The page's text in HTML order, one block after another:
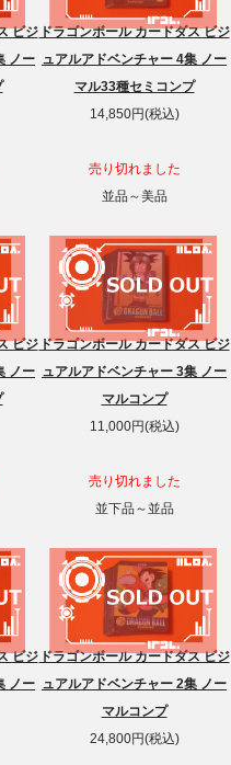
ビジ
ノー
ドラゴンボール カードダス ビジ
ュアルアドベンチャー 4集 ノー
マル33種セミコンプ
14,850円(税込)
売り切れました
並品～美品
ビジ
ノー
ドラゴンボール カードダス ビジ
ュアルアドベンチャー 3集 ノー
マルコンプ
11,000円(税込)
売り切れました
並下品～並品
ビジ
ノー
ドラゴンボール カードダス ビジ
ュアルアドベンチャー 2集 ノー
マルコンプ
24,800円(税込)